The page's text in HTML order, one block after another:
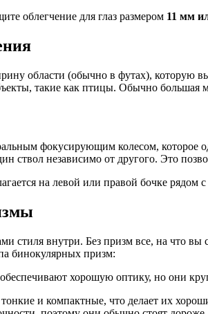
облегчение для глаз размером 11 мм
такие как птицы. Обычно большая
ствол независимо от другого. Это
на левой или правой бочке рядом
бинокулярных призм:
хорошую оптику, но они
и компактные, что делает их